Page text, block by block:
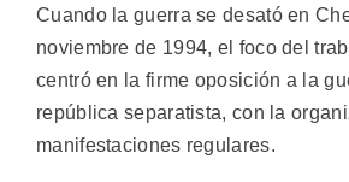
Cuando la guerra se desató en
noviembre de 1994, el foco del
centró en la firme oposición a la
república separatista, con la
manifestaciones regulares.